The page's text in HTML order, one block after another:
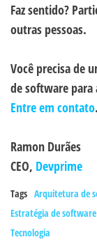
Faz sentido?
outras pessoas.
Você precisa de
de software para
Entre em contato
Ramon Durães
CEO, Devprime
Tags Arquitetura de
Estratégia de software
Tecnologia